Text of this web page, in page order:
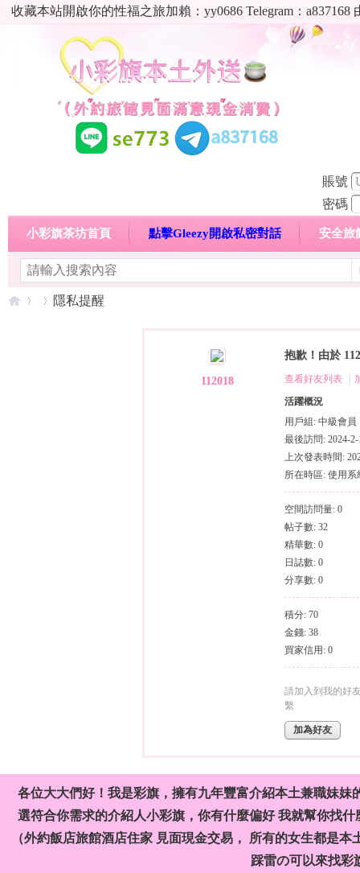
收藏本站開啟你的性福之旅加賴：yy0686 Telegram：
賬號
密碼
小彩旗茶坊首頁 點擊Gleezy開啟私密對話 安全旅
明碼標價特惠專區
隱私提醒
112018
抱歉！由於
查看好友列表
活躍概況
用戶組: 中級會員
最後訪問: 2024-2-
上次發表時間:
所在時區: 使用系
空間訪問量: 0
帖子數: 32
精華數: 0
日誌數: 0
分享數: 0
積分: 70
金錢: 38
買家信用: 0
請加入到我的好
繫
加為好友
各位大大們好！我是彩旗，擁有九年豐富介紹本土兼職妹
選符合你需求的介紹人小彩旗，你有什麼偏好 我就幫你找
（外約飯店旅館酒店住家 見面現金交易， 所有的女生都是
踩雷の可以來找彩